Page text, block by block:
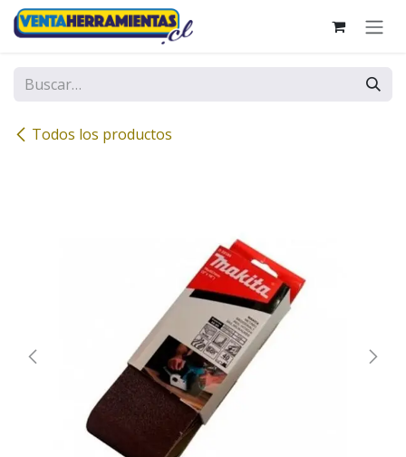
Ir al contenido
Todos los productos